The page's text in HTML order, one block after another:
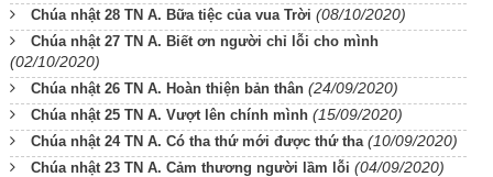
Chúa nhật 28 TN A. Bữa tiệc của vua Trời (08/10/2020)
Chúa nhật 27 TN A. Biết ơn người chỉ lỗi cho mình
(02/10/2020)
Chúa nhật 26 TN A. Hoàn thiện bản thân (24/09/2020)
Chúa nhật 25 TN A. Vượt lên chính mình (15/09/2020)
Chúa nhật 24 TN A. Có tha thứ mới được thứ tha (10/09/2020)
Chúa nhật 23 TN A. Cảm thương người lầm lỗi (04/09/2020)